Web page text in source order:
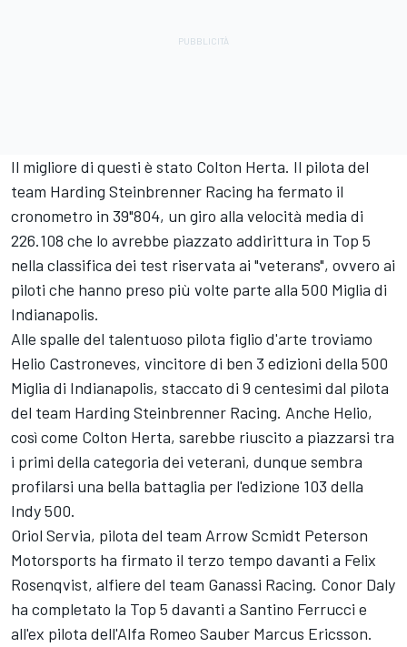
Il migliore di questi è stato Colton Herta. Il pilota del
team Harding Steinbrenner Racing ha fermato il
cronometro in 39"804, un giro alla velocità media di
226.108 che lo avrebbe piazzato addirittura in Top 5
nella classifica dei test riservata ai "veterans", ovvero ai
piloti che hanno preso più volte parte alla 500 Miglia di
Indianapolis.
Alle spalle del talentuoso pilota figlio d'arte troviamo
Helio Castroneves, vincitore di ben 3 edizioni della 500
Miglia di Indianapolis, staccato di 9 centesimi dal pilota
del team Harding Steinbrenner Racing. Anche Helio,
così come Colton Herta, sarebbe riuscito a piazzarsi tra
i primi della categoria dei veterani, dunque sembra
profilarsi una bella battaglia per l'edizione 103 della
Indy 500.
Oriol Servia, pilota del team Arrow Scmidt Peterson
Motorsports ha firmato il terzo tempo davanti a Felix
Rosenqvist, alfiere del team Ganassi Racing. Conor Daly
ha completato la Top 5 davanti a Santino Ferrucci e
all'ex pilota dell'Alfa Romeo Sauber Marcus Ericsson.